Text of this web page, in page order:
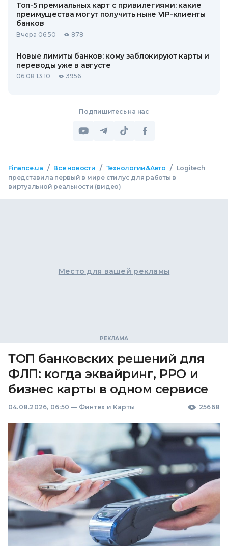
Топ-5 премиальных карт с привилегиями: какие
преимущества могут получить ныне VIP-клиенты
банков
Вчера 06:50 878
Новые лимиты банков: кому заблокируют карты и
переводы уже в августе
06.08 13:10 3956
Подпишитесь на нас
Finance.ua / Все новости / Технологии&Авто /
Logitech
представила первый в мире стилус для работы в
виртуальной реальности (видео)
Место для вашей рекламы
ТОП банковских решений для
ФЛП: когда эквайринг, РРО и
бизнес карты в одном сервисе
04.08.2026, 06:50 — Финтех и Карты 25668